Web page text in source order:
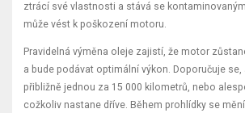
ztrácí své vlastnosti a stává se
může vést k poškození motoru.
Pravidelná výměna oleje zajistí, že motor
a bude podávat optimální výkon. Doporučuje se,
přibližně jednou za 15 000 kilometrů, nebo
cožkoliv nastane dříve. Během prohlídky se